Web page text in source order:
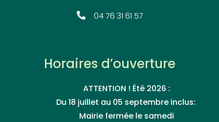
04 76 31 61 57
Horaires d’ouverture
ATTENTION ! Été 2026 :
Du 18 juillet au 05 septembre inclus:
Mairie fermée le samedi